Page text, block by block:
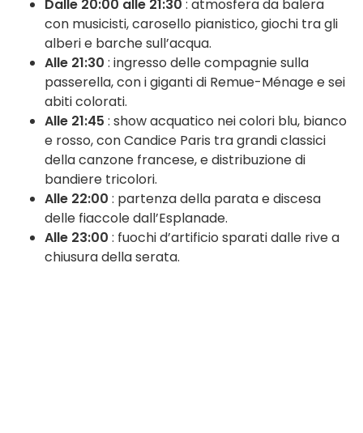
Dalle 20:00 alle 21:30 : atmosfera da balera
con musicisti, carosello pianistico, giochi tra gli
alberi e barche sull’acqua.
Alle 21:30 : ingresso delle compagnie sulla
passerella, con i giganti di Remue-Ménage e sei
abiti colorati.
Alle 21:45 : show acquatico nei colori blu, bianco
e rosso, con Candice Paris tra grandi classici
della canzone francese, e distribuzione di
bandiere tricolori.
Alle 22:00 : partenza della parata e discesa
delle fiaccole dall’Esplanade.
Alle 23:00 : fuochi d’artificio sparati dalle rive a
chiusura della serata.